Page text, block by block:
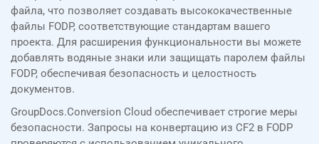
файла, что позволяет создавать высококачественные
файлы FODP, соответствующие стандартам вашего
проекта. Для расширения функциональности вы можете
добавлять водяные знаки или защищать паролем файлы
FODP, обеспечивая безопасность и целостность
документов.
GroupDocs.Conversion Cloud обеспечивает строгие меры
безопасности. Запросы на конвертацию из CF2 в FODP